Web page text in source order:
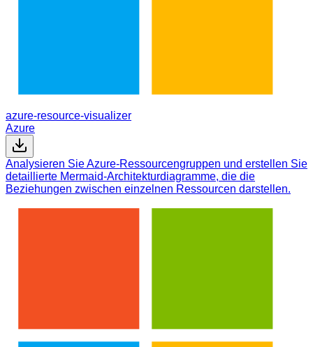
azure-resource-visualizer
Azure
Analysieren Sie Azure-Ressourcengruppen und erstellen Sie
detaillierte Mermaid-Architekturdiagramme, die die
Beziehungen zwischen einzelnen Ressourcen darstellen.